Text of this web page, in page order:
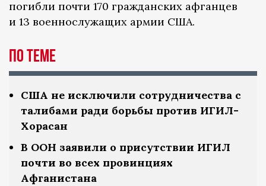
погибли почти 170 гражданских афганцев
и 13 военнослужащих армии США.
По теме
США не исключили сотрудничества с
талибами ради борьбы против ИГИЛ-
Хорасан
В ООН заявили о присутствии ИГИЛ
почти во всех провинциях
Афганистана